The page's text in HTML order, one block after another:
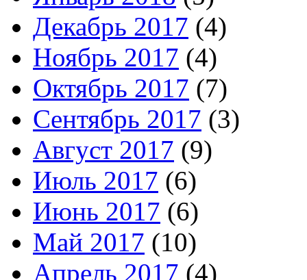
Декабрь 2017 (4)
Ноябрь 2017 (4)
Октябрь 2017 (7)
Сентябрь 2017 (3)
Август 2017 (9)
Июль 2017 (6)
Июнь 2017 (6)
Май 2017 (10)
Апрель 2017 (4)